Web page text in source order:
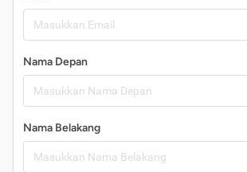
Nama Depan
Nama Belakang